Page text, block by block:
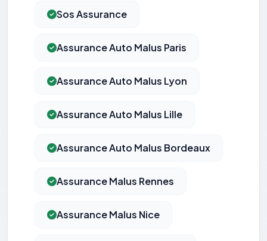
Sos Assurance
Assurance Auto Malus Paris
Assurance Auto Malus Lyon
Assurance Auto Malus Lille
Assurance Auto Malus Bordeaux
Assurance Malus Rennes
Assurance Malus Nice